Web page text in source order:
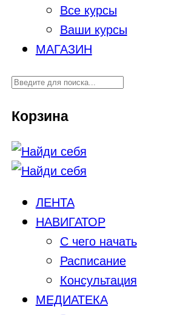
Все курсы
Ваши курсы
МАГАЗИН
Корзина
ЛЕНТА
НАВИГАТОР
С чего начать
Расписание
Консультация
МЕДИАТЕКА